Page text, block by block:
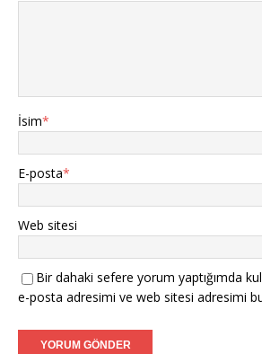
İsim*
E-posta*
Web sitesi
Bir dahaki sefere yorum yaptığımda
e-posta adresimi ve web sitesi adresimi